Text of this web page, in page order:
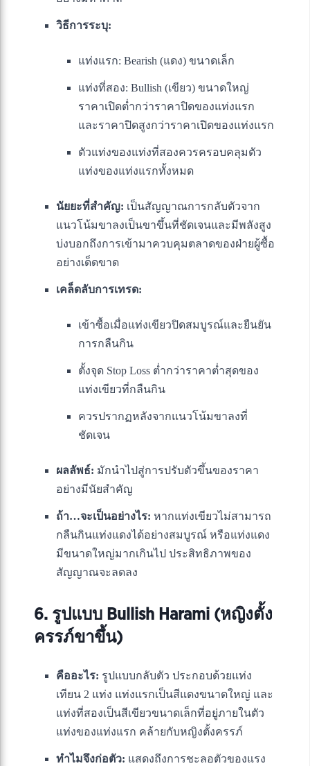
วิธีการระบุ:
แท่งแรก: Bearish (แดง) ขนาดเล็ก
แท่งที่สอง: Bullish (เขียว) ขนาดใหญ่
ราคาเปิดต่ำกว่าราคาปิดของแท่งแรก
และราคาปิดสูงกว่าราคาเปิดของแท่งแรก
ตัวแท่งของแท่งที่สองควรครอบคลุมตัว
แท่งของแท่งแรกทั้งหมด
นัยยะที่สำคัญ: เป็นสัญญาณการกลับตัวจาก
แนวโน้มขาลงเป็นขาขึ้นที่ชัดเจนและมีพลังสูง
บ่งบอกถึงการเข้ามาควบคุมตลาดของฝ่ายผู้ซื้อ
อย่างเด็ดขาด
เคล็ดลับการเทรด:
เข้าซื้อเมื่อแท่งเขียวปิดสมบูรณ์และยืนยัน
การกลืนกิน
ตั้งจุด Stop Loss ต่ำกว่าราคาต่ำสุดของ
แท่งเขียวที่กลืนกิน
ควรปรากฏหลังจากแนวโน้มขาลงที่
ชัดเจน
ผลลัพธ์: มักนำไปสู่การปรับตัวขึ้นของราคา
อย่างมีนัยสำคัญ
ถ้า…จะเป็นอย่างไร: หากแท่งเขียวไม่สามารถ
กลืนกินแท่งแดงได้อย่างสมบูรณ์ หรือแท่งแดง
มีขนาดใหญ่มากเกินไป ประสิทธิภาพของ
สัญญาณจะลดลง
6. รูปแบบ Bullish Harami (หญิงตั้ง
ครรภ์ขาขึ้น)
คืออะไร: รูปแบบกลับตัว ประกอบด้วยแท่ง
เทียน 2 แท่ง แท่งแรกเป็นสีแดงขนาดใหญ่ และ
แท่งที่สองเป็นสีเขียวขนาดเล็กที่อยู่ภายในตัว
แท่งของแท่งแรก คล้ายกับหญิงตั้งครรภ์
ทำไมจึงก่อตัว: แสดงถึงการชะลอตัวของแรง